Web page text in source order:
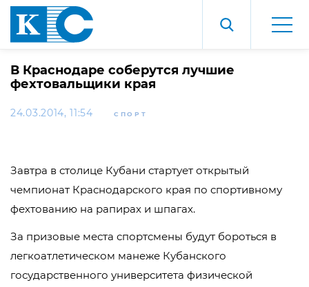
В Краснодаре соберутся лучшие
фехтовальщики края
24.03.2014, 11:54 СПОРТ
Завтра в столице Кубани стартует открытый
чемпионат Краснодарского края по спортивному
фехтованию на рапирах и шпагах.
За призовые места спортсмены будут бороться в
легкоатлетическом манеже Кубанского
государственного университета физической